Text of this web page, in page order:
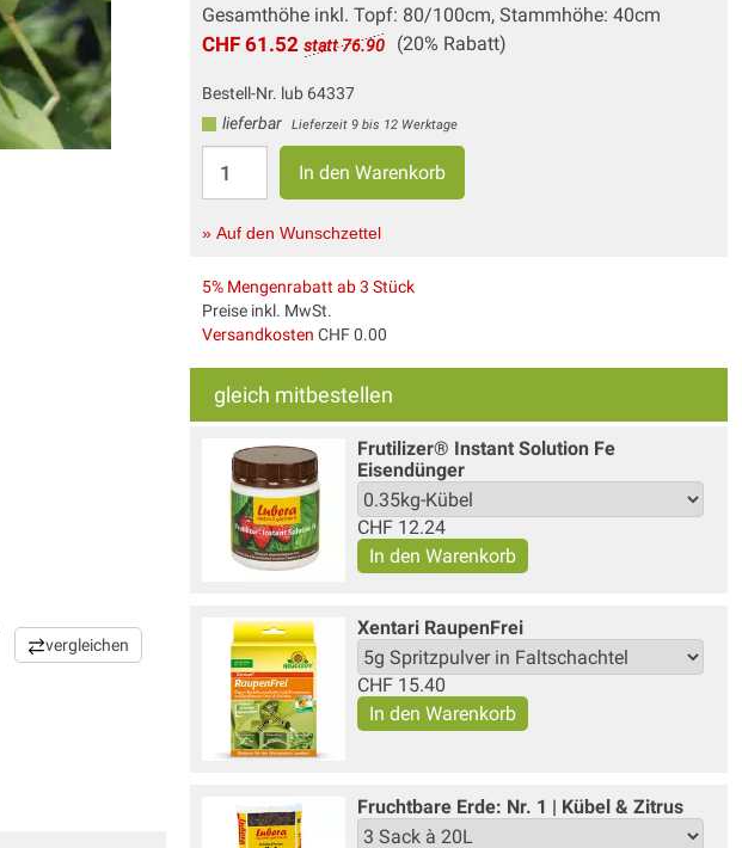
vergleichen
Gesamthöhe inkl. Topf: 80/100cm, Stammhöhe: 40cm
CHF 61.52 statt 76.90 (20% Rabatt)
Bestell-Nr. lub 64337
lieferbar
Lieferzeit 9 bis 12 Werktage
» Auf den Wunschzettel
5% Mengenrabatt ab 3 Stück
Preise inkl. MwSt.
Versandkosten CHF 0.00
gleich mitbestellen
Frutilizer® Instant Solution Fe
Eisendünger
CHF 12.24
Xentari Raupen­Frei
CHF 15.40
Fruchtbare Erde: Nr. 1 | Kübel & Zitrus